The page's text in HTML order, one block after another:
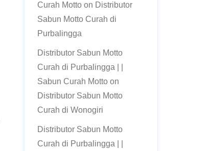
Curah Mottoon Distributor
Sabun Motto Curah di
Purbalingga
Distributor Sabun Motto
Curah di Purbalingga | |
Sabun Curah Mottoon
Distributor Sabun Motto
Curah di Wonogiri
Distributor Sabun Motto
Curah di Purbalingga | |